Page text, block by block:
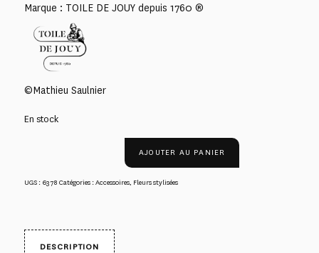
Marque : TOILE DE JOUY depuis 1760 ®
©Mathieu Saulnier
En stock
AJOUTER AU PANIER
UGS : 6378 Catégories :Accessoires, Fleurs stylisées
DESCRIPTION